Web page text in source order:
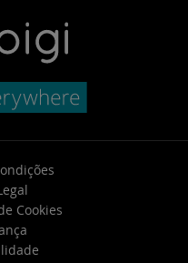
Cookies